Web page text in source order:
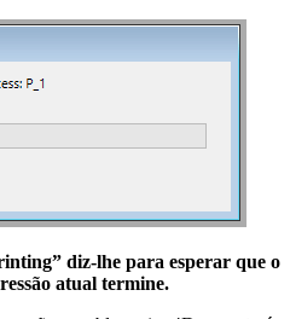
diz-lhe para esperar que o
atual termine.